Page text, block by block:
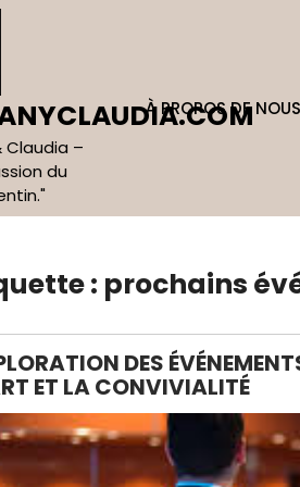
Claudia –
du
À PROPOS DE NOUS
: prochains
DES
ET LA CONVIVIALITÉ